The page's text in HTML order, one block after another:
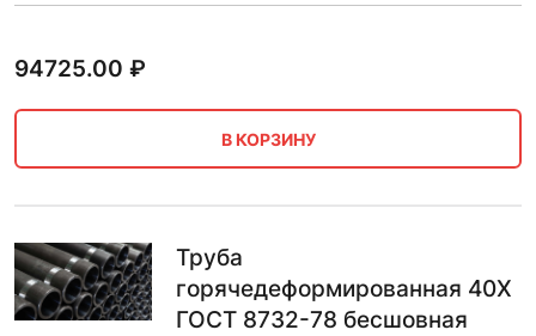
94725.00 ₽
В КОРЗИНУ
Труба
горячедеформированная 40Х
ГОСТ 8732-78 бесшовная